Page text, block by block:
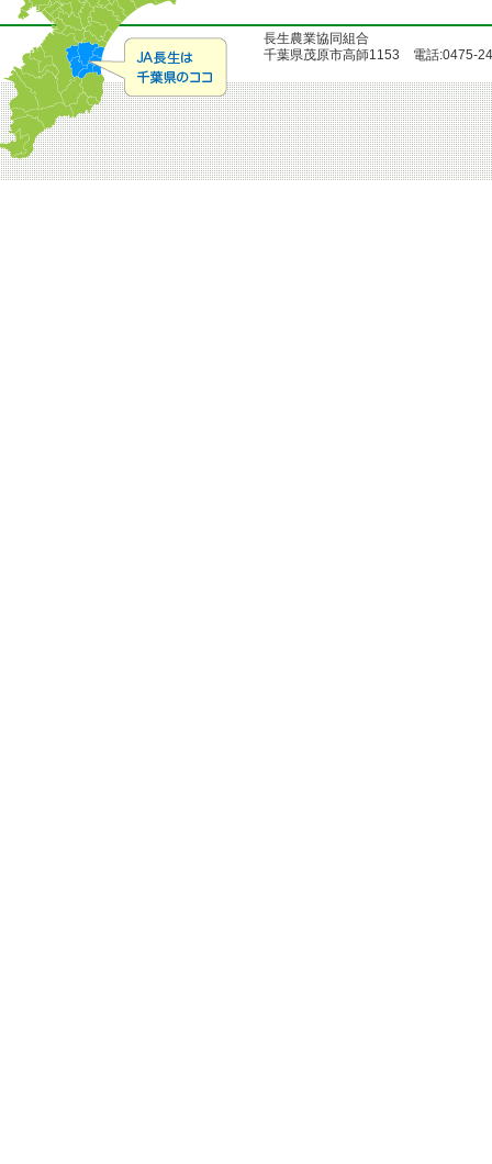
長生農業協同組合
千葉県茂原市高師1153 電話:0475-